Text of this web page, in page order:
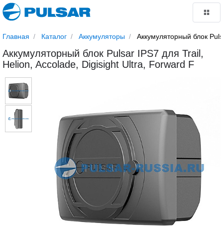
Главная Каталог Аккумуляторы Аккумуляторный блок
Аккумуляторный блок Pulsar IPS7 для Trail,
Helion, Accolade, Digisight Ultra, Forward F